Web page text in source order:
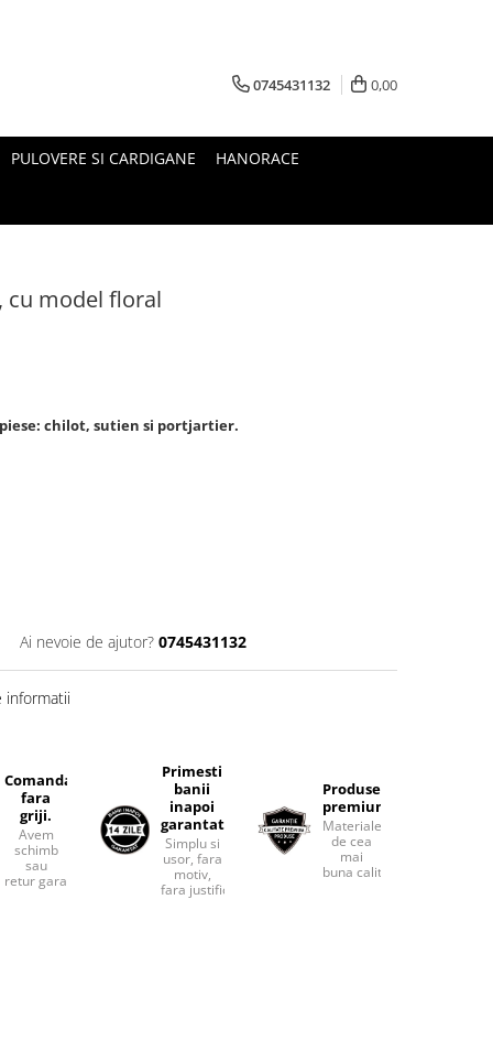
0745431132 0,00
PULOVERE SI CARDIGANE HANORACE
cu model floral
chilot, sutien si portjartier.
Ai nevoie de ajutor? 0745431132
informatii
Comanda
fara
griji.
Avem
schimb
sau
retur garantat.
Primesti
banii
inapoi
garantat
Simplu si
usor, fara
motiv,
fara justificari.
Produse
premium.
Materiale
de cea
mai
buna calitate.